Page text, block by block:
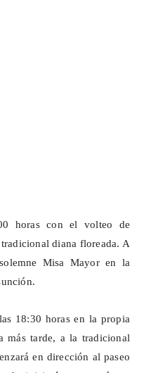
horas con el volteo de
diana floreada. A
Misa Mayor en la
18:30 horas en la propia
más tarde, a la tradicional
en dirección al paseo